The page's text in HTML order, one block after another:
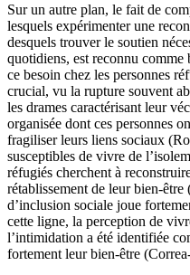
Sur un autre plan, le fait de
lesquels expérimenter une
desquels trouver le soutien
quotidiens, est reconnu
ce besoin chez les personnes
crucial, vu la rupture souvent
les drames caractérisant leur
organisée dont ces personnes
fragiliser leurs liens sociaux
susceptibles de vivre de
réfugiés cherchent à
rétablissement de leur bien-être
d’inclusion sociale joue
cette ligne, la perception de
l’intimidation a été identifiée
fortement leur bien-être